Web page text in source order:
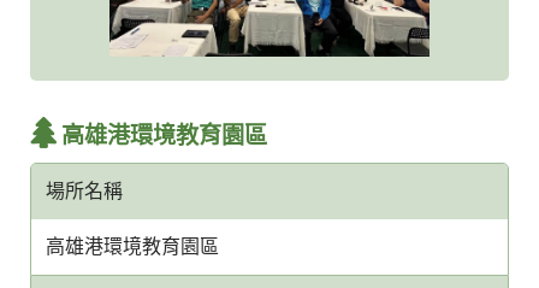
高雄港環境教育園區
場所名稱
高雄港環境教育園區